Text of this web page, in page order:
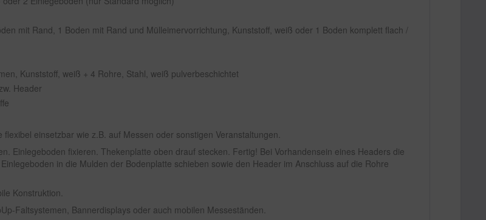
mit Rand, 1 Boden mit Rand und Mülleimervorrichtung, Kunststoff, weiß oder 1 Boden komplett flach /
Kunststoff, weiß + 4 Rohre, Stahl, weiß pulverbeschichtet
Header
einsetzbar wie z.B. auf Messen oder sonstigen Veranstaltungen.
Einlegeboden fixieren. Thekenplatte oben drauf stecken. Fertig! Bei Vorhandensein eines Headers die
in die Mulden der Bodenplatte schieben sowie den Header im Anschluss auf die Rohre
Konstruktion.
Faltsystemen, Bannerdisplays oder auch mobilen Messeständen.